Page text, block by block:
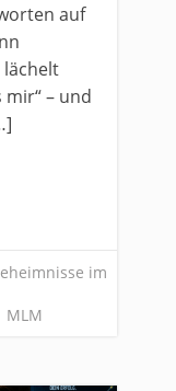
auf
mir“ – und
im
MLM